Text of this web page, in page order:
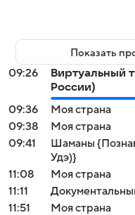
Показать
09:26
Виртуальный
России)
09:36
Моя страна
09:38
Моя страна
09:41
Шаманы
Удэ)}
11:08
Моя страна
11:11
11:51
Моя страна